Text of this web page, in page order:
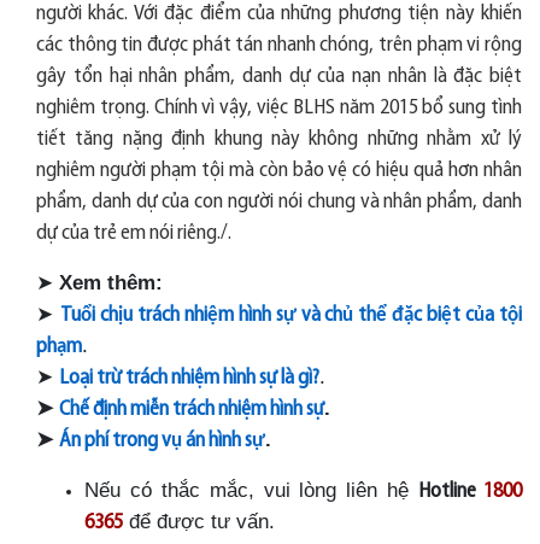
người khác. Với đặc điểm của những phương tiện này khiến
các thông tin được phát tán nhanh chóng, trên phạm vi rộng
gây tổn hại nhân phẩm, danh dự của nạn nhân là đặc biệt
nghiêm trọng. Chính vì vậy, việc BLHS năm 2015 bổ sung tình
tiết tăng nặng định khung này không những nhằm xử lý
nghiêm người phạm tội mà còn bảo vệ có hiệu quả hơn nhân
phẩm, danh dự của con người nói chung và nhân phẩm, danh
dự của trẻ em nói riêng./.
➤ Xem thêm:
➤ Tuổi chịu trách nhiệm hình sựvà chủ thể đặc biệt của tội
phạm.
➤ Loại trừ trách nhiệm hình sự là gì?.
➤ Chế định miễn trách nhiệm hình sự.
➤ Án phí trong vụán hình sự.
Nếu có thắc mắc, vui lòng liên hệ Hotline 1800
6365 để được tư vấn.